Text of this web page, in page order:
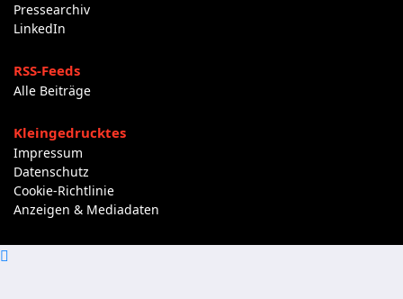
Pressearchiv
LinkedIn
RSS-Feeds
Alle Beiträge
Kleingedrucktes
Impressum
Datenschutz
Cookie-Richtlinie
Anzeigen & Mediadaten